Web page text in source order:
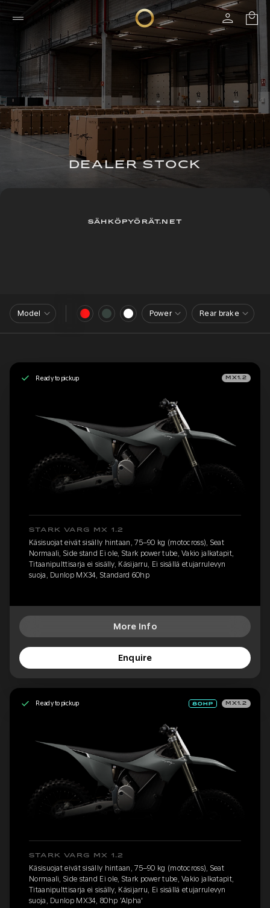
DEALER STOCK
SÄHKÖPYÖRÄT.NET
Model Power Rear brake
Ready to pickup MX1.2
STARK VARG MX 1.2
Käsisuojat eivät sisälly hintaan, 75–90 kg (motocross), Seat
Normaali, Side stand Ei ole, Stark power tube, Vakio jalkatapit,
Titaanipulttisarja ei sisälly, Käsijarru, Ei sisällä etujarrulevyn
suoja, Dunlop MX34, Standard 60hp
More Info
Enquire
Ready to pickup MX1.2
STARK VARG MX 1.2
Käsisuojat eivät sisälly hintaan, 75–90 kg (motocross), Seat
Normaali, Side stand Ei ole, Stark power tube, Vakio jalkatapit,
Titaanipulttisarja ei sisälly, Käsijarru, Ei sisällä etujarrulevyn
suoja, Dunlop MX34, 80hp 'Alpha'